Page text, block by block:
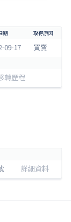
09-17 買賣
轉歷程
詳細資料